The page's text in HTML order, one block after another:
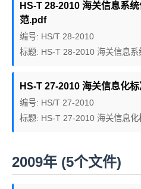
HS-T 28-2010 海关信息系
范.pdf
编号: HS/T 28-2010
标题: HS-T 28-2010 海关信息
HS-T 27-2010 海关信息化
编号: HS/T 27-2010
标题: HS-T 27-2010 海关信息化
2009年 (5个文件)